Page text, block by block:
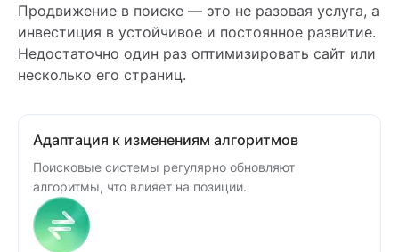
Продвижение в поиске — это не разовая услуга, а
инвестиция в устойчивое и постоянное развитие.
Недостаточно один раз оптимизировать сайт или
несколько его страниц.
Адаптация к изменениям алгоритмов
Поисковые системы регулярно обновляют
алгоритмы, что влияет на позиции.